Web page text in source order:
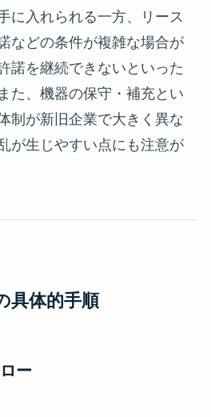
に入れられる一方、リース
などの条件が複雑な場合が
諾を継続できないといった
た、機器の保守・補充とい
制が新旧企業で大きく異な
が生じやすい点にも注意が
具体的手順
ー